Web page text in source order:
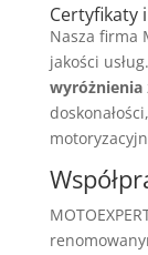
Certyfikaty
Nasza firma
jakości
wyróżnienia